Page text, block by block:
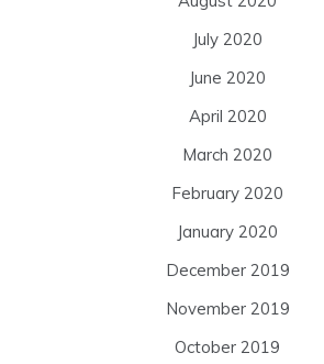
July 2020
June 2020
April 2020
March 2020
February 2020
January 2020
December 2019
November 2019
October 2019